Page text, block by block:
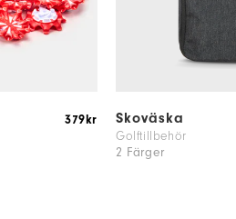
379kr Skoväska
Golftillbehör
2 Färger